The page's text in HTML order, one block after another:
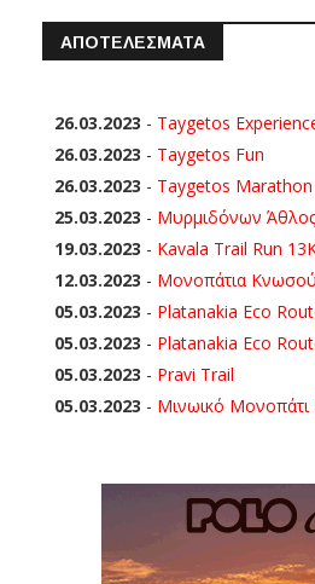
ΑΠΟΤΕΛΕΣΜΑΤΑ
26.03.2023 - Taygetos
26.03.2023 - Taygetos Fun
26.03.2023 - Taygetos Marathon
25.03.2023 - Μυρμιδόνων Άθλος
19.03.2023 - Kavala Trail Run
12.03.2023 - Μονοπάτια
05.03.2023 - Platanakia Eco
05.03.2023 - Platanakia Eco
05.03.2023 - Pravi Trail
05.03.2023 - Μινωικό